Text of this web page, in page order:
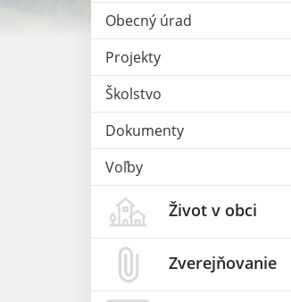
Obecný úrad
Projekty
Školstvo
Dokumenty
Voľby
Život v obci
Zverejňovanie